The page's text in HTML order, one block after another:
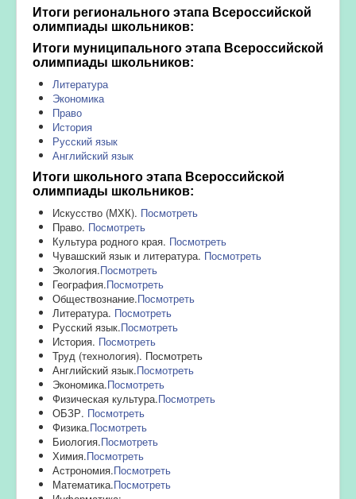
Итоги регионального этапа Всероссийской
олимпиады школьников:
Итоги муниципального этапа Всероссийской
олимпиады школьников:
Литература
Экономика
Право
История
Русский язык
Английский язык
Итоги школьного этапа Всероссийской
олимпиады школьников:
Искусство (МХК). Посмотреть
Право. Посмотреть
Культура родного края. Посмотреть
Чувашский язык и литература. Посмотреть
Экология.Посмотреть
География.Посмотреть
Обществознание.Посмотреть
Литература. Посмотреть
Русский язык.Посмотреть
История. Посмотреть
Труд (технология). Посмотреть
Английский язык.Посмотреть
Экономика.Посмотреть
Физическая культура.Посмотреть
ОБЗР. Посмотреть
Физика.Посмотреть
Биология.Посмотреть
Химия.Посмотреть
Астрономия.Посмотреть
Математика.Посмотреть